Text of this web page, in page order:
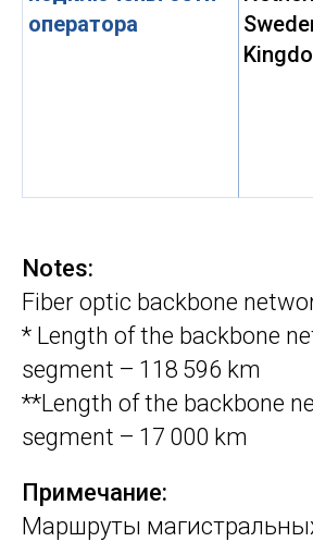
оператора
Notes:
Fiber optic backbone
* Length of the backbone
segment – ​118 596 km
**Length of the backbone
segment – ​17 000 km
Примечание:
Маршруты